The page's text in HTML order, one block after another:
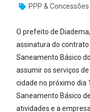
PPP & Concessões
O prefeito de
assinatura do
Saneamento Básico
assumir os serviços
cidade no próximo dia
Saneamento Básico
atividades e a